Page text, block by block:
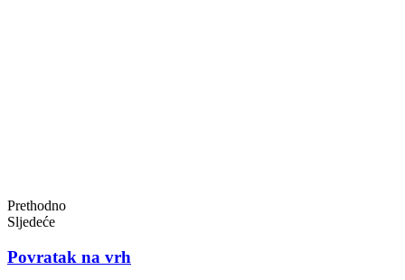
Prethodno
Sljedeće
Povratak na vrh